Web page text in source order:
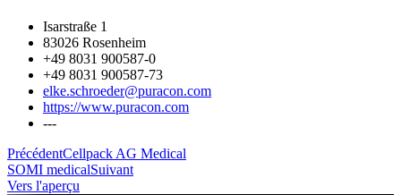
Isarstraße 1
83026 Rosenheim
+49 8031 900587-0
+49 8031 900587-73
elke.schroeder@puracon.com
https://www.puracon.com
---
PrécédentCellpack AG Medical
SOMI medicalSuivant
Vers l'aperçu